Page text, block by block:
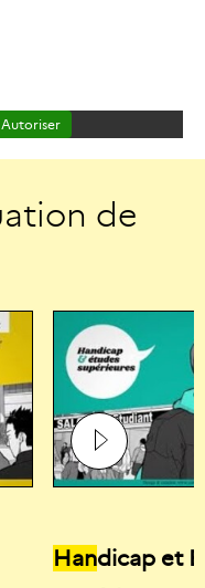
Autoriser
ation de
Handicap et